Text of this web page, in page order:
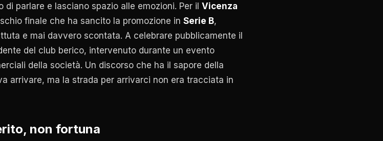
parlare e lasciano spazio alle emozioni. Per il Vicenza
finale che ha sancito la promozione in Serie B,
e mai davvero scontata. A celebrare pubblicamente il
del club berico, intervenuto durante un evento
della società. Un discorso che ha il sapore della
arrivare, ma la strada per arrivarci non era tracciata in
non fortuna